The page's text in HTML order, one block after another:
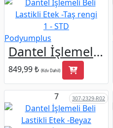
1 - STD
Podyumplus
Dantel İşlemeli Beli Lastikli Etek -Taş rengi
849,99 ₺ (Kdv Dahil)
7 307-2329-R02